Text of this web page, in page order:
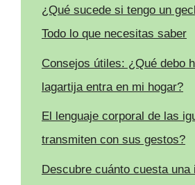
¿Qué sucede si tengo un
Todo lo que necesitas saber
Consejos útiles: ¿Qué debo
lagartija entra en mi hogar?
El lenguaje corporal de las
transmiten con sus gestos?
Descubre cuánto cuesta una